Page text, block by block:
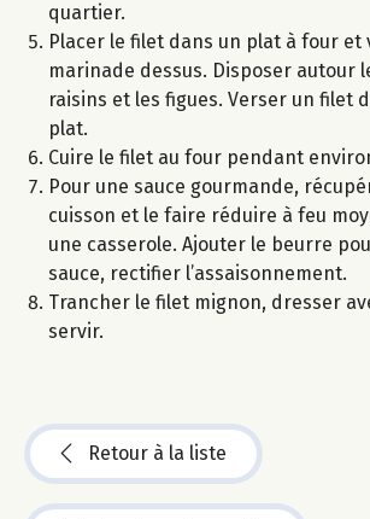
quartier.
Placer le filet dans un plat à four et
marinade dessus. Disposer autour
raisins et les figues. Verser un filet
plat.
Cuire le filet au four pendant
Pour une sauce gourmande,
cuisson et le faire réduire à feu
une casserole. Ajouter le beurre
sauce, rectifier l’assaisonnement.
Trancher le filet mignon, dresser
servir.
Retour à la liste